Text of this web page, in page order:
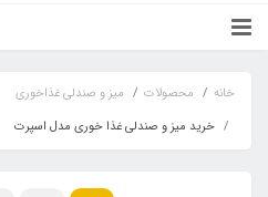
خانه محصولات
میز و صندلی غذاخوری
خرید میز و صندلی غذا خوری مدل اسپرت